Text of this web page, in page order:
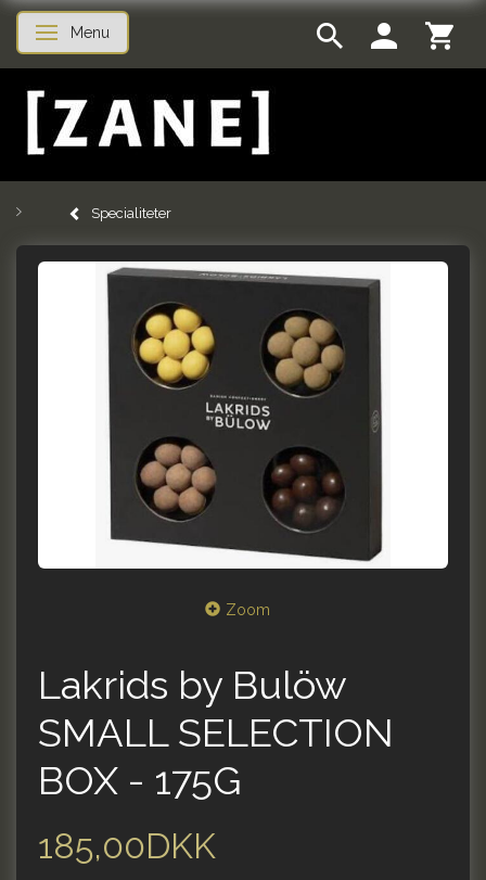
Skifte navigation
Menu
Specialiteter
Zoom
Lakrids by Bulöw
SMALL SELECTION
BOX - 175G
185,00DKK